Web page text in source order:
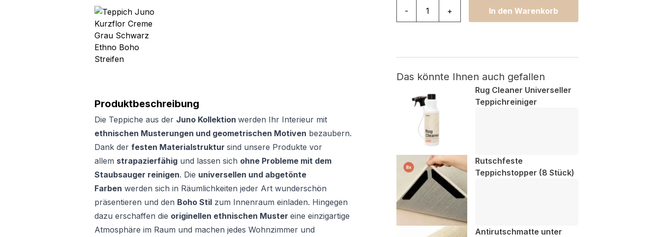
Produktbeschreibung
Die Teppiche aus der Juno Kollektion werden Ihr Interieur mit
ethnischen Musterungen und geometrischen Motiven bezaubern.
Dank der festen Materialstruktur sind unsere Produkte vor
allem strapazierfähig und lassen sich ohne Probleme mit dem
Staubsauger reinigen. Die universellen und abgetönte
Farben werden sich in Räumlichkeiten jeder Art wunderschön
präsentieren und den Boho Stil zum Innenraum einladen. Hingegen
dazu erschaffen die originellen ethnischen Muster eine einzigartige
Atmosphäre im Raum und machen jedes Wohnzimmer und
- + In den Warenkorb
Das könnte Ihnen auch gefallen
Rug Cleaner Universeller
Teppichreiniger
Rutschfeste
Teppichstopper (8 Stück)
Antirutschmatte unter